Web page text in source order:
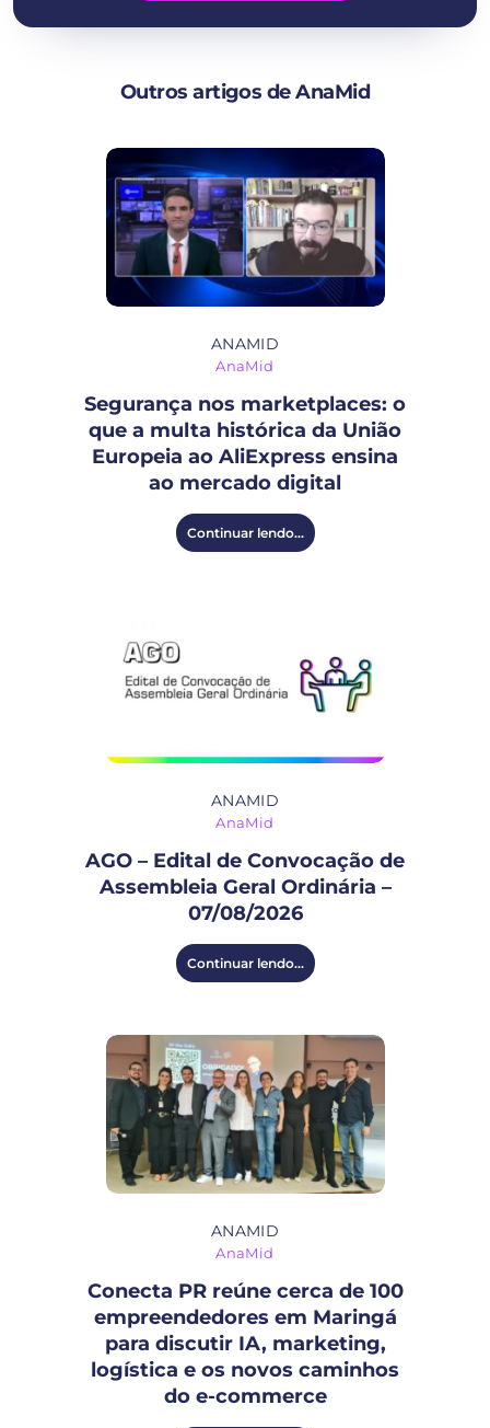
Outros artigos de AnaMid
ANAMID
AnaMid
Segurança nos marketplaces: o
que a multa histórica da União
Europeia ao AliExpress ensina
ao mercado digital
Continuar lendo...
ANAMID
AnaMid
AGO – Edital de Convocação de
Assembleia Geral Ordinária –
07/08/2026
Continuar lendo...
ANAMID
AnaMid
Conecta PR reúne cerca de 100
empreendedores em Maringá
para discutir IA, marketing,
logística e os novos caminhos
do e-commerce